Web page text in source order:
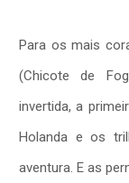
Para os mais
(Chicote de
invertida, a
Holanda e os
aventura. E as